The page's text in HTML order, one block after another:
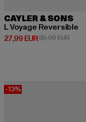
CAYLER & SONS
L Voyage Reversible
27,99 EUR
Derzeitiger Preis: 27,99
39,99 EUR
-13%